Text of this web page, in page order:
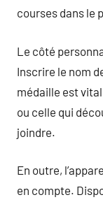
courses dans le
Le côté
Inscrire le nom
médaille est
ou celle qui
joindre.
En outre,
en compte.